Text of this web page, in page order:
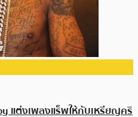
แต่งเพลงแร็พให้กับเหรียญคริ